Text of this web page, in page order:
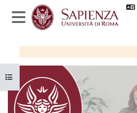
Zum Hauptinhalt
Website-Übersicht
Kursindex öffnen